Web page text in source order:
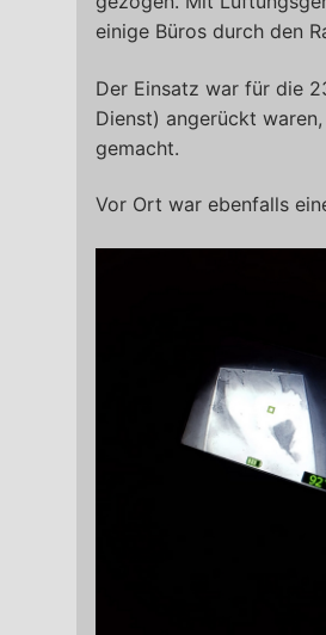
einige Büros durch den
Der Einsatz war für die
Dienst) angerückt
gemacht.
Vor Ort war ebenfalls